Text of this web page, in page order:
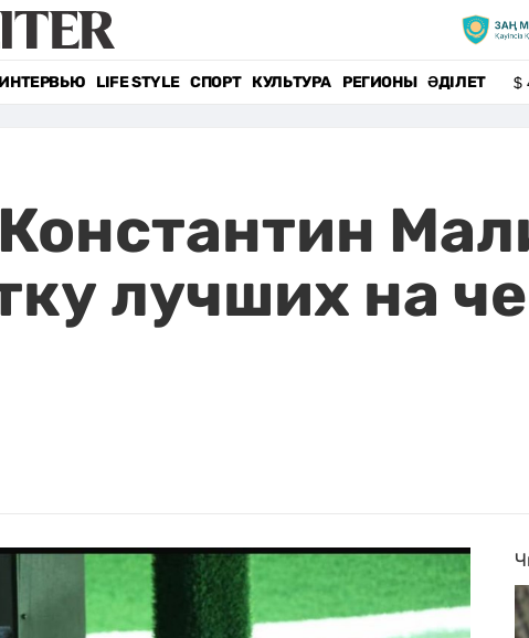
ИНТЕРВЬЮ LIFE STYLE СПОРТ КУЛЬТУРА РЕГИОНЫ ӘДІЛЕТ $
лучших на